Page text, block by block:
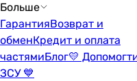
Больше
ГарантияВозврат и
обменКредит и оплата
частямиБлог💛
ЗСУ 💙